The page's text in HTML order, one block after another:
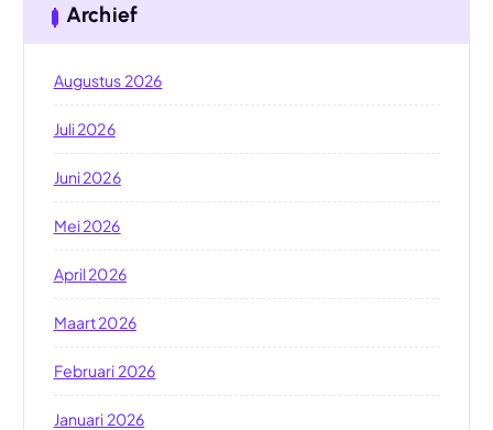
Archief
Augustus 2026
Juli 2026
Juni 2026
Mei 2026
April 2026
Maart 2026
Februari 2026
Januari 2026